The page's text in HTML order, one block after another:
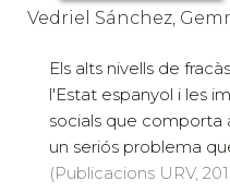
Vedriel Sánchez,
Els alts nivells de
l'Estat espanyol i les
socials que comporta
un seriós problema
(Publicacions URV,